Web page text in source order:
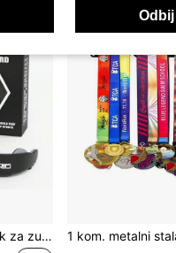
Lekaro 1kom Sportski štitnik za zube za odrasle EVA štitnik za zube crno-sivi štitnik za zube za košarku, MMA, borilačke vještine, taekwondo, boks